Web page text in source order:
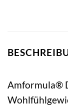
Amformula®